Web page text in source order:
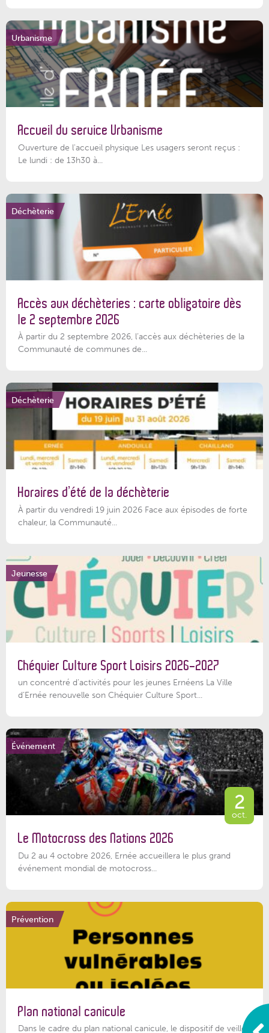
Urbanisme
Accueil du service Urbanisme
Ouverture de l'accueil physique Les usagers seront reçus :
Le lundi : de 13h30 à...
Déchèterie
Accès aux déchèteries : carte obligatoire dès
le 2 septembre 2026
À partir du 2 septembre 2026, l’accès aux déchèteries de la
Communauté de communes de...
Déchèterie
Horaires d’été de la déchèterie
À partir du vendredi 19 juin 2026 Face aux épisodes de forte
chaleur, la Communauté...
Jeunesse
Chéquier Culture Sport Loisirs 2026-2027
un concentré d’activités pour les jeunes Ernéens La Ville
d’Ernée renouvelle son Chéquier Culture Sport...
Événement
2
oct.
Le Motocross des Nations 2026
Du 2 au 4 octobre 2026, Ernée accueillera le plus grand
événement mondial de motocross...
Prévention
Plan national canicule
Dans le cadre du plan national canicule, le dispositif de veille